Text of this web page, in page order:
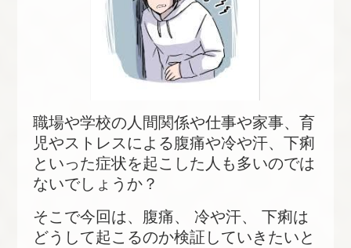
職場や学校の人間関係や仕事や家事、育
児やストレスによる腹痛や冷や汗、下痢
といった症状を起こした人も多いのでは
ないでしょうか？
そこで今回は、腹痛、 冷や汗、 下痢は
どうして起こるのか検証していきたいと